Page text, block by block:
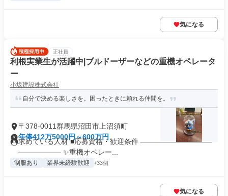
気になる
正社員
利根実業生が活躍中|ブルドーザーなどの重機オペレータ
ー
小坂建設株式会社
自分で決める楽しさを。困ったときに頼れる仲間を。
〒378-0011群馬県沼田市上沼須町
年俸412万5000円～600万円
求めている人材 ■応募資格・歓迎条件 ――――――――――
―――――― ✨重機オペレー...
制服あり 業界未経験歓迎 +33個
気になる